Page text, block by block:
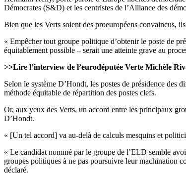
Démocrates (S&D) et les centristes de l’Alliance des
Bien que les Verts soient des proeuropéens convaincus,
« Empêcher tout groupe politique d’obtenir le poste de
équitablement possible – serait une atteinte grave au
>>Lire l’interview de l’eurodéputée Verte Michèle
Selon le système D’Hondt, les postes de présidence des
méthode équitable de répartition des postes clefs.
Or, aux yeux des Verts, un accord entre les principaux
D’Hondt.
« [Un tel accord] va au-delà de calculs mesquins et
« Le candidat nommé par le groupe de l’ELD semble
groupes politiques à ne pas poursuivre leur machination
déclaré.